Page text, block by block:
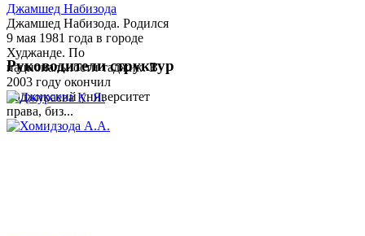
Джамшед Набизода
Джамшед Набизода. Родился
9 мая 1981 года в городе
Худжанде. По
национальности таджик. В
2003 году окончил
Таджикский университет
права, биз...
Руководители структур